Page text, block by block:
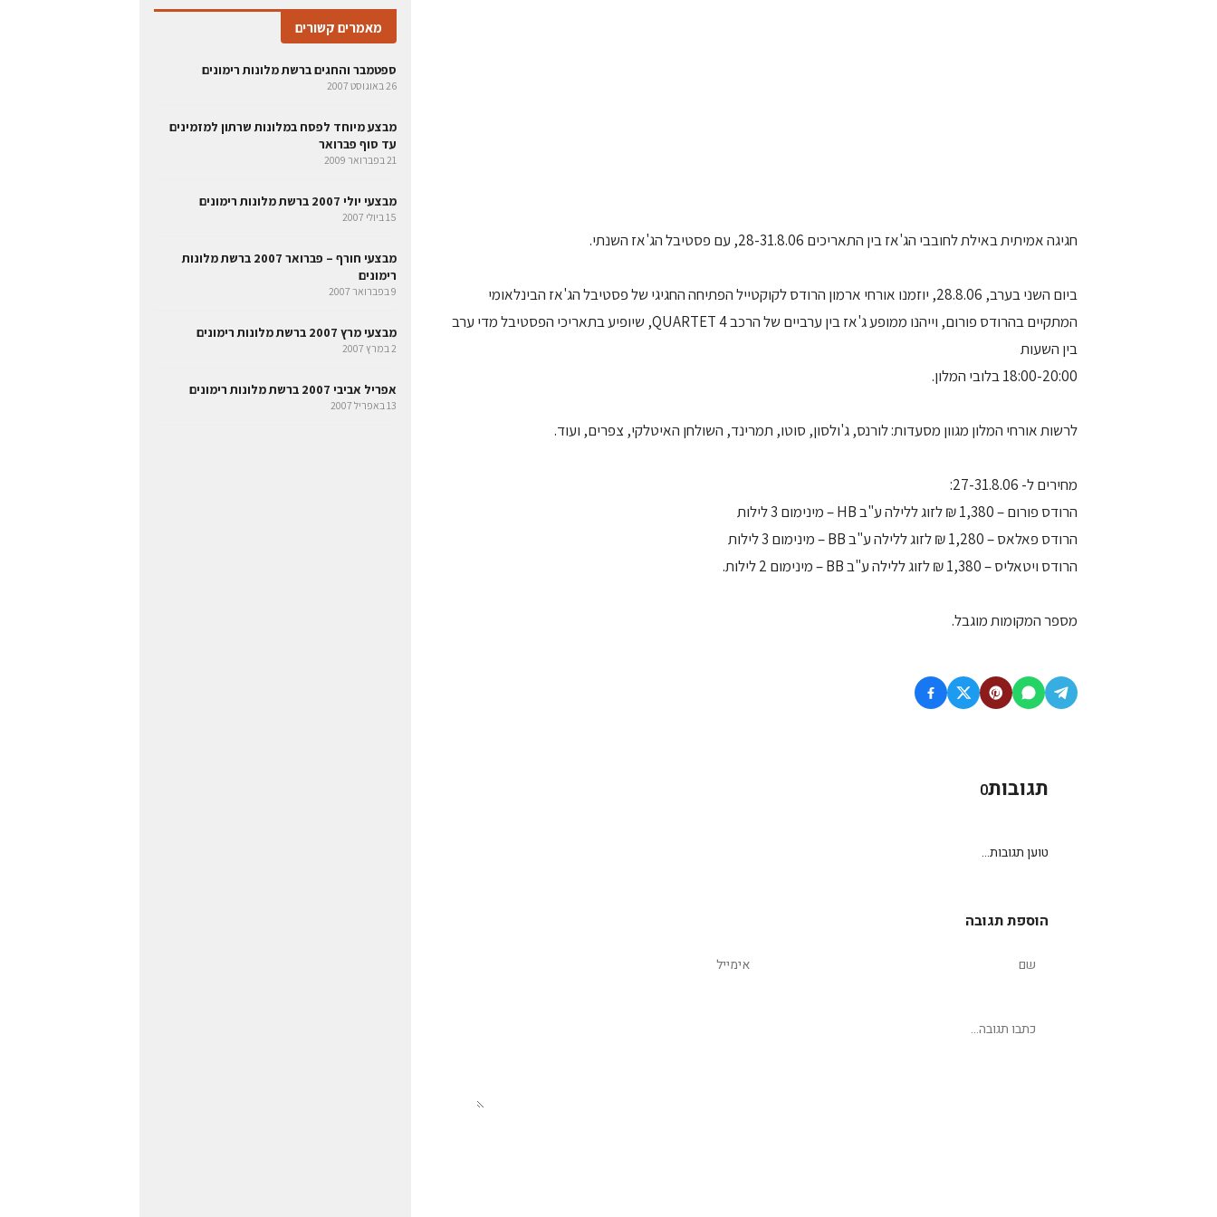
חגיגה אמיתית באילת לחובבי הג'אז בין התאריכים 28-31.8.06, עם פסטיבל הג'אז השנתי.
ביום השני בערב, 28.8.06, יוזמנו אורחי ארמון הרודס לקוקטייל הפתיחה החגיגי של פסטיבל הג'אז הבינלאומי
המתקיים בהרודס פורום, וייהנו ממופע ג'אז בין ערביים של הרכב 4 QUARTET, שיופיע בתאריכי הפסטיבל מדי ערב
בין השעות
18:00-20:00 בלובי המלון.
לרשות אורחי המלון מגוון מסעדות: לורנס, ג'ולסון, סוטו, תמרינד, השולחן האיטלקי, צפרים, ועוד.
מחירים ל- 27-31.8.06:
הרודס פורום – 1,380 ₪ לזוג ללילה ע"ב HB – מינימום 3 לילות
הרודס פאלאס – 1,280 ₪ לזוג ללילה ע"ב BB – מינימום 3 לילות
הרודס ויטאליס – 1,380 ₪ לזוג ללילה ע"ב BB – מינימום 2 לילות.
מספר המקומות מוגבל.
תגובות0
טוען תגובות...
הוספת תגובה
מאמרים קשורים
ספטמבר והחגים ברשת מלונות רימונים
26 באוגוסט 2007
מבצע מיוחד לפסח במלונות שרתון למזמינים
עד סוף פברואר
21 בפברואר 2009
מבצעי יולי 2007 ברשת מלונות רימונים
15 ביולי 2007
מבצעי חורף – פברואר 2007 ברשת מלונות
רימונים
9 בפברואר 2007
מבצעי מרץ 2007 ברשת מלונות רימונים
2 במרץ 2007
אפריל אביבי 2007 ברשת מלונות רימונים
13 באפריל 2007